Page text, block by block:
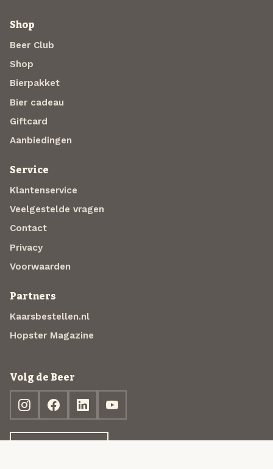
Shop
Beer Club
Shop
Bierpakket
Bier cadeau
Giftcard
Aanbiedingen
Service
Klantenservice
Veelgestelde vragen
Contact
Privacy
Voorwaarden
Partners
Kaarsbestellen.nl
Hopster Magazine
Volg de Beer